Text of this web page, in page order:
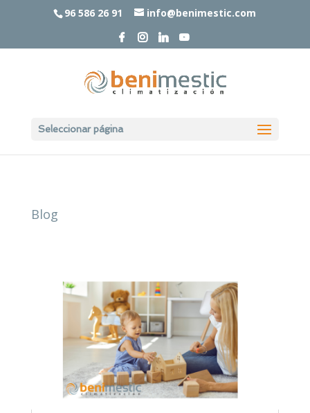
96 586 26 91 info@benimestic.com
Seleccionar página
Blog